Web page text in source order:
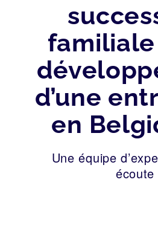
d’une
en
Une équipe
écoute